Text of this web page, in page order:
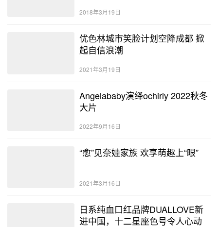
2018年3月19日
优色林城市笑脸计划空降成都 掀
起自信浪潮
2021年3月19日
Angelababy演绎ochirly 2022秋冬
大片
2022年9月16日
“愈”见奈娃家族 欢享萌趣上“眼”
2021年3月16日
日系纯血口红品牌DUALLOVE新
进中国，十二星座色号令人心动